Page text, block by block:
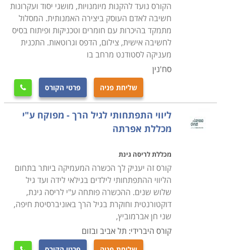
הקורס נועד להקנות מיומנויות, מושגי יסוד ועקרונות
חשיבה לאדם העוסק ביצירה האמנותית. המסלול
מתמקד בהיכרות עם חומרים וטכניקות ופיתוח בסיס
לחשיבה אישית, צילום, הדפס וגרוטאות. התכנית
מעניקה לסטודנט מרחב בו
סח'נין
שליחת פניה פרטי הקורס 
ליווי התפתחותי לגיל הרך - מפוקח ע"י
מכללת אפרתה
מכללת לריסה גינת
קורס זה יעניק לך הכשרה המעמיקה ביותר בתחום
הליווי ההתפתחותי לילדים בגילאי לידה ועד גיל
שלוש שנים. ההכשרה פותחה ע"י לריסה גינת,
דוקטורנטית וחוקרת בגיל הרך באוניברסיטת חיפה,
שני חן אברמוביץ,
קורס היברידי: תל אביב ובזום